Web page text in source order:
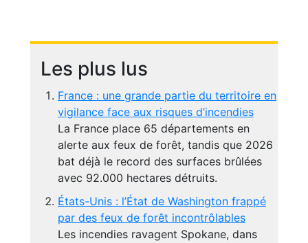
Les plus lus
France : une grande partie du territoire en
vigilance face aux risques d’incendies
La France place 65 départements en
alerte aux feux de forêt, tandis que 2026
bat déjà le record des surfaces brûlées
avec 92.000 hectares détruits.
États-Unis : l’État de Washington frappé
par des feux de forêt incontrôlables
Les incendies ravagent Spokane, dans